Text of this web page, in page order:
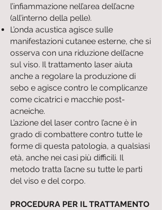
l’infiammazione nell’area dell’acne
(all’interno della pelle).
L’onda acustica agisce sulle
manifestazioni cutanee esterne, che si
osserva con una riduzione dell’acne
sul viso. Il trattamento laser aiuta
anche a regolare la produzione di
sebo e agisce contro le complicanze
come cicatrici e macchie post-
acneiche.
L’azione del laser contro l’acne è in
grado di combattere contro tutte le
forme di questa patologia, a qualsiasi
età, anche nei casi più difficili. Il
metodo tratta l’acne su tutte le parti
del viso e del corpo.
PROCEDURA PER IL TRATTAMENTO